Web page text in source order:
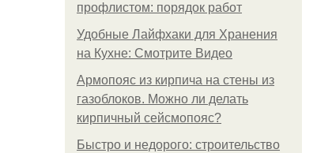
профлистом: порядок работ
Удобные Лайфхаки для Хранения
на Кухне: Смотрите Видео
Армопояс из кирпича на стены из
газоблоков. Можно ли делать
кирпичный сейсмопояс?
Быстро и недорого: строительство